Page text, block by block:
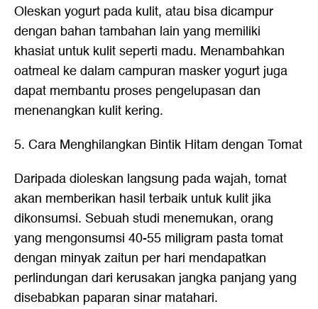
Oleskan yogurt pada kulit, atau bisa dicampur
dengan bahan tambahan lain yang memiliki
khasiat untuk kulit seperti madu. Menambahkan
oatmeal ke dalam campuran masker yogurt juga
dapat membantu proses pengelupasan dan
menenangkan kulit kering.
5. Cara Menghilangkan Bintik Hitam dengan Tomat
Daripada dioleskan langsung pada wajah, tomat
akan memberikan hasil terbaik untuk kulit jika
dikonsumsi. Sebuah studi menemukan, orang
yang mengonsumsi 40-55 miligram pasta tomat
dengan minyak zaitun per hari mendapatkan
perlindungan dari kerusakan jangka panjang yang
disebabkan paparan sinar matahari.